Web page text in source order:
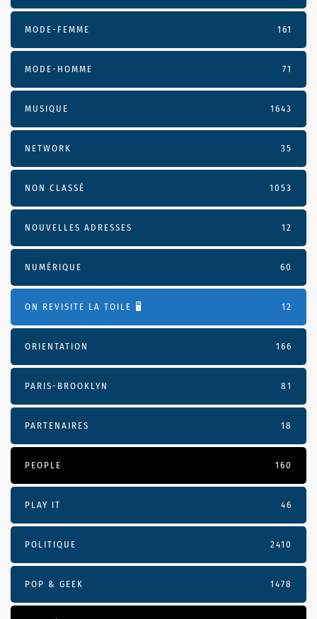
MODE-FEMME 161
MODE-HOMME 71
MUSIQUE 1643
NETWORK 35
NON CLASSÉ 1053
NOUVELLES ADRESSES 12
NUMÉRIQUE 60
ON REVISITE LA TOILE 🖥️ 12
ORIENTATION 166
PARIS-BROOKLYN 81
PARTENAIRES 18
PEOPLE 160
PLAY IT 46
POLITIQUE 2410
POP & GEEK 1478